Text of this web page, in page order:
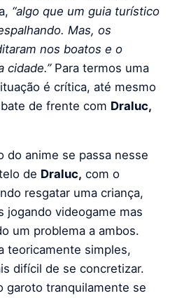
“algo que um guia turístico
Mas, os
nos boatos e o
cidade.” Para termos uma
é crítica, até mesmo
de frente com Draluc,
do anime se passa nesse
de Draluc, com o
resgatar uma criança,
jogando videogame mas
um problema a ambos.
teoricamente simples,
difícil de se concretizar.
garoto tranquilamente se